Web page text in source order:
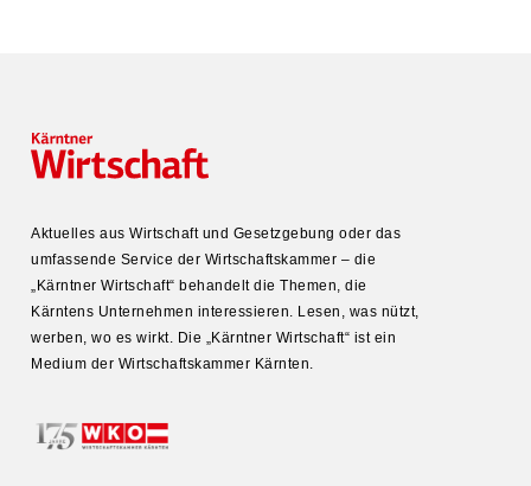
Aktuelles aus Wirtschaft und Gesetz­gebung oder das
umfas­sende Service der Wirtschafts­kammer – die
„Kärntner Wirtschaft“ behandelt die Themen, die
Kärntens Unter­nehmen inter­es­sieren. Lesen, was nützt,
werben, wo es wirkt. Die „Kärntner Wirtschaft“ ist ein
Medium der Wirtschafts­kammer Kärnten.